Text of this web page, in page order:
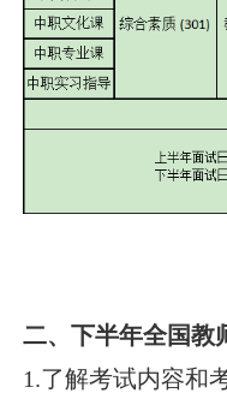
二、下半年全国教
1.了解考试内容和